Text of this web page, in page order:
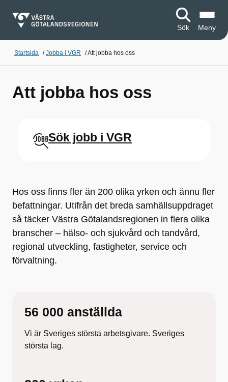
Sök Meny
Startsida /Jobba i VGR /Att jobba hos oss
Att jobba hos oss
Sök jobb i VGR
Hos oss finns fler än 200 olika yrken och ännu fler
befattningar. Utifrån det breda samhällsuppdraget
så täcker Västra Götalandsregionen in flera olika
branscher – hälso- och sjukvård och tandvård,
regional utveckling, fastigheter, service och
förvaltning.
56 000 anställda
Vi är Sveriges största arbetsgivare. Sveriges
största lag.